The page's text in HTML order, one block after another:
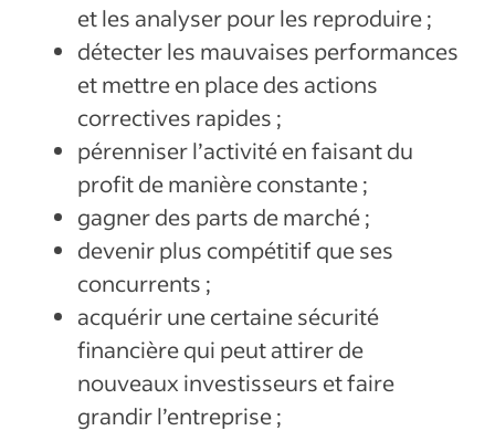
et les analyser pour les reproduire ;
détecter les mauvaises performances
et mettre en place des actions
correctives rapides ;
pérenniser l’activité en faisant du
profit de manière constante ;
gagner des parts de marché ;
devenir plus compétitif que ses
concurrents ;
acquérir une certaine sécurité
financière qui peut attirer de
nouveaux investisseurs et faire
grandir l’entreprise ;